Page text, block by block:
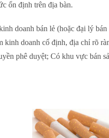
ổn định trên địa bàn.
doanh bán lẻ (hoặc đại lý
kinh doanh cố định, địa chỉ rõ
phê duyệt; Có khu vực bán